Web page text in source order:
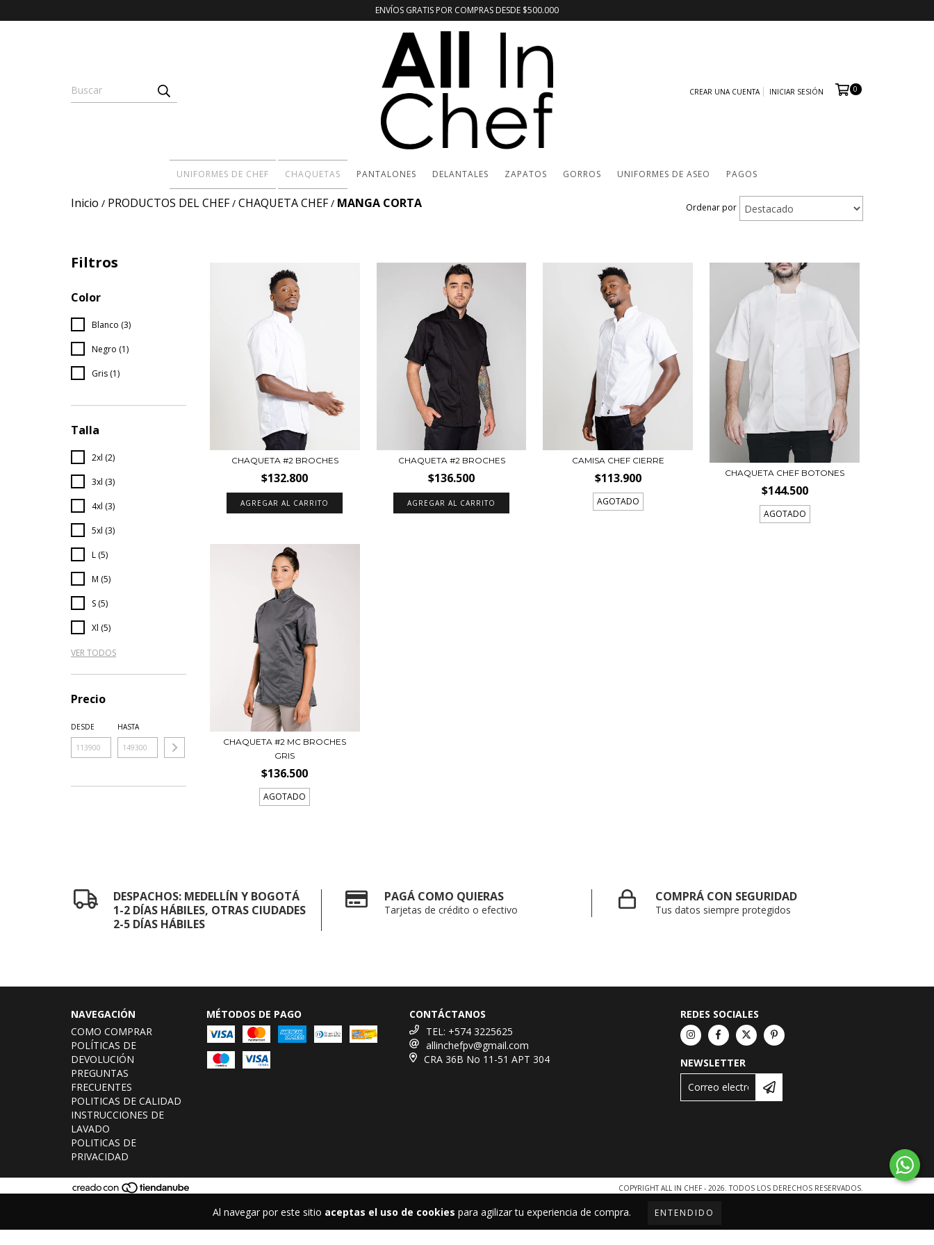
Al navegar por este sitio aceptas el uso de cookies para agilizar tu experiencia de compra. ENTENDIDO
ENVÍOS GRATIS POR COMPRAS DESDE $500.000
CREAR UNA CUENTA INICIAR SESIÓN 0
UNIFORMES DE CHEF CHAQUETAS PANTALONES DELANTALES ZAPATOS GORROS UNIFORMES DE ASEO PAGOS
Inicio / PRODUCTOS DEL CHEF / CHAQUETA CHEF / MANGA CORTA Ordenar por
Filtros
Color
Blanco (3)
Negro (1)
Gris (1)
Talla
2xl (2)
3xl (3)
4xl (3)
5xl (3)
L (5)
M (5)
S (5)
Xl (5)
VER TODOS
Precio
DESDE HASTA
CHAQUETA #2 BROCHES
$132.800
AGREGAR AL CARRITO
CHAQUETA #2 BROCHES
$136.500
AGREGAR AL CARRITO
CAMISA CHEF CIERRE
$113.900
AGOTADO
CHAQUETA CHEF BOTONES
$144.500
AGOTADO
CHAQUETA #2 MC BROCHES
GRIS
$136.500
AGOTADO
DESPACHOS: MEDELLÍN Y BOGOTÁ
1-2 DÍAS HÁBILES, OTRAS CIUDADES
2-5 DÍAS HÁBILES
PAGÁ COMO QUIERAS
Tarjetas de crédito o efectivo
COMPRÁ CON SEGURIDAD
Tus datos siempre protegidos
NAVEGACIÓN
COMO COMPRAR
POLÍTICAS DE
DEVOLUCIÓN
PREGUNTAS
FRECUENTES
POLITICAS DE CALIDAD
INSTRUCCIONES DE
LAVADO
POLITICAS DE
PRIVACIDAD
MÉTODOS DE PAGO
CONTÁCTANOS
TEL: +574 3225625
allinchefpv@gmail.com
CRA 36B No 11-51 APT 304
REDES SOCIALES
NEWSLETTER
COPYRIGHT ALL IN CHEF - 2026. TODOS LOS DERECHOS RESERVADOS.